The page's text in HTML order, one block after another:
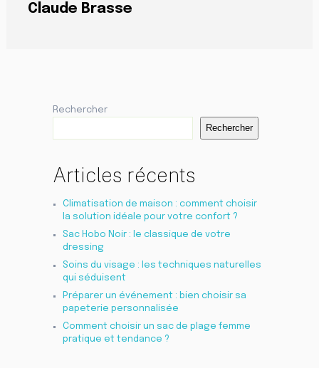
Claude Brasse
Rechercher
Rechercher
Articles récents
Climatisation de maison : comment choisir
la solution idéale pour votre confort ?
Sac Hobo Noir : le classique de votre
dressing
Soins du visage : les techniques naturelles
qui séduisent
Préparer un événement : bien choisir sa
papeterie personnalisée
Comment choisir un sac de plage femme
pratique et tendance ?